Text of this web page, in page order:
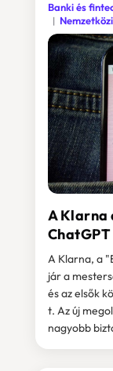
A Klarna
Banki és
A Klarna, a
jár a
és az elsők
t. Az új
nagyobb